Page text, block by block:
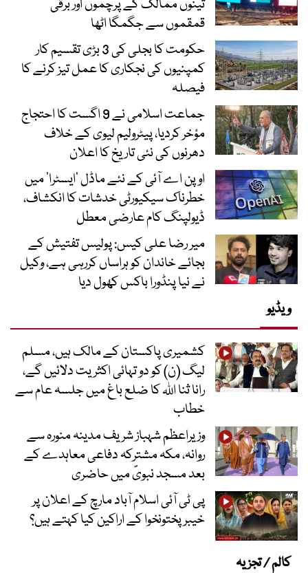
تینوں ممالک کے پرچموں اور برقی
قمقموں سے جگمگا اٹھا
حکومت کا بجلی کی 3 بڑی تقسیم کار
کمپنیوں کی نجکاری کا عمل تیز کرنے کا
فیصلہ
جماعت اسلامی نے 9 اگست کا احتجاج
مؤخر کردیا، پیٹرولیم لیوی کے خلاف
دھرنوں کی نئی تاریخ کا اعلان
اوپن اے آئی کے نئے ماڈل ’ایسٹرا‘ میں
خطرناک سیکیورٹی خدشات کا انکشاف،
ڈیولپنگ کام عارضی معطل
میر رضا علی کیس: پولیس تفتیش کے
بجائے خاندان کو ہراساں کررہی ہے، وکیل
نے نیا پنڈورا باکس کھول دیا
ویڈیو
کشمیری پاکستان کے مالک ہیں، مسلم
لیگ (ن) کو دو تہائی اکثریت دلائیں گے،
رانا ثنا اللہ کا ضلع باغ میں جلسہ عام سے
خطاب
وزیراعظم شہباز شریف مدینہ منورہ سے
روانہ، مکہ مشترکہ دفاعی معاہدے کے
بعد مسجد نبویؐ میں حاضری
پی ٹی آئی اسلام آباد مارچ کے اعلان پر
خیبر پختونخوا کے اراکین کیا کہتے ہیں؟
کالم / تجزیہ